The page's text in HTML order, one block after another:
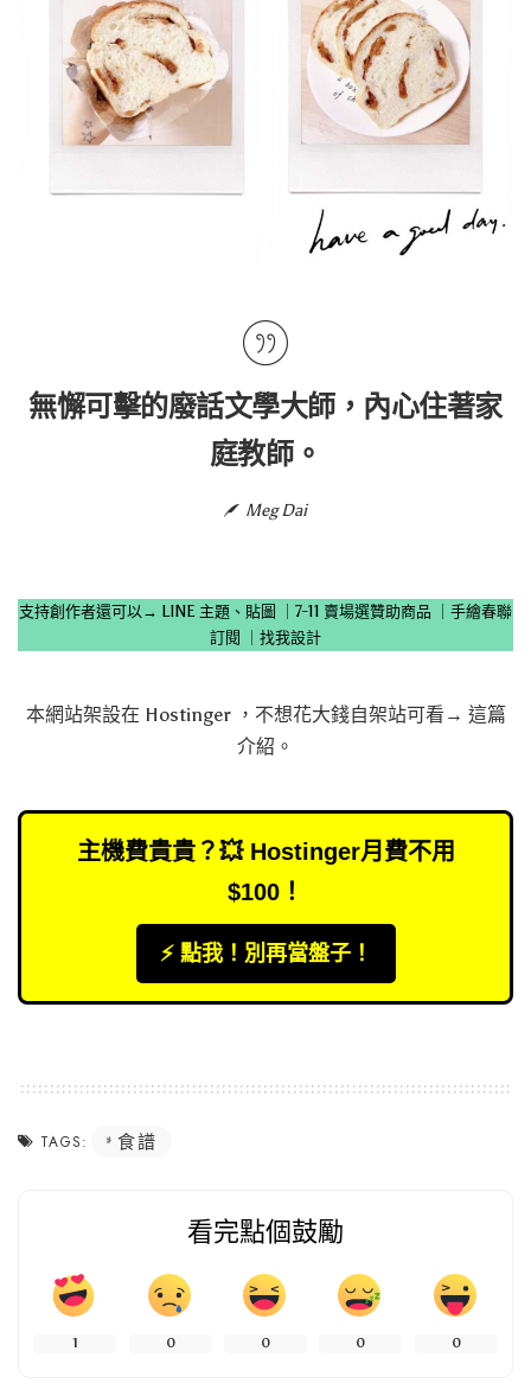
無懈可擊的廢話文學大師，內心住著家
庭教師。
Meg Dai
支持創作者還可以→ LINE 主題、貼圖 7-11 賣場選贊助商品
手繪春聯
訂閱
找我設計
本網站架設在 Hostinger，不想花大錢自架站可看→ 這篇
介紹 。
主機費貴貴？💥 Hostinger月費不用
$100！
⚡️ 點我！別再當盤子！
TAGS: 食譜
看完點個鼓勵
1 0 0 0 0